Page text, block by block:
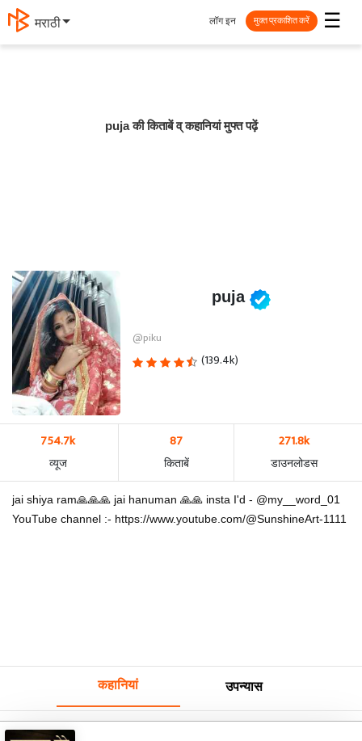
मराठी ☰
लॉग इन मुक्त प्रकाशित करें
puja की किताबें व् कहानियां मुफ्त पढ़ें
puja
@piku
(139.4k)
754.7k
व्यूज
87
किताबें
271.8k
डाउनलोडस
jai shiya ram🙏🙏🙏 jai hanuman 🙏🙏 insta I'd - @my__word_01
YouTube channel :- https://www.youtube.com/@SunshineArt-1111
कहानियां उपन्यास